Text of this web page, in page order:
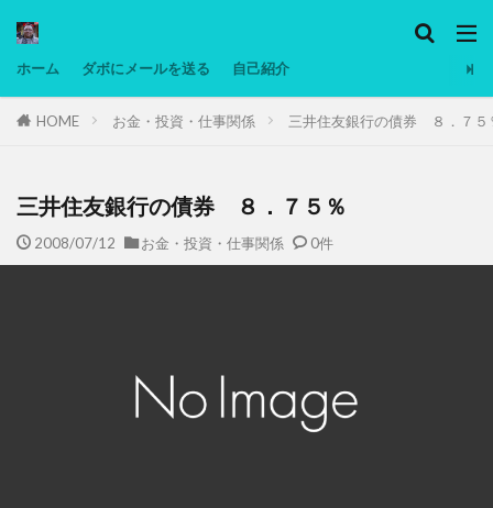
ホーム ダボにメールを送る 自己紹介
HOME お金・投資・仕事関係 三井住友銀行の債券 ８．７５
三井住友銀行の債券 ８．７５％
2008/07/12 お金・投資・仕事関係 0件
タグ
マレーシア動画
ヨーグルト
備忘録
動画 日本人村社会 脱水シート